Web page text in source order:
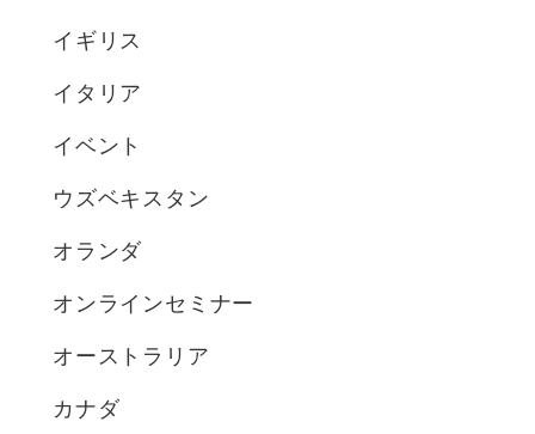
イギリス
イタリア
イベント
ウズベキスタン
オランダ
オンラインセミナー
オーストラリア
カナダ